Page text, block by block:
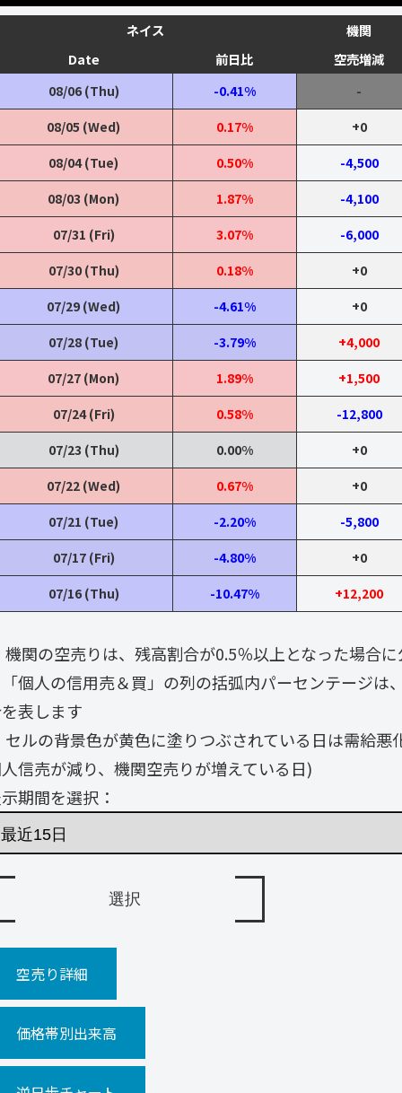
ネイス
機関
Date
前日比 空売増減
08/06 (Thu) -0.41%
-
08/05 (Wed)
0.17%
+0
08/04 (Tue)
0.50%
-4,500
08/03 (Mon)
1.87%
-4,100
07/31 (Fri)
3.07%
-6,000
07/30 (Thu)
0.18%
+0
07/29 (Wed)
-4.61%
+0
07/28 (Tue)
-3.79%
+4,000
07/27 (Mon)
1.89%
+1,500
07/24 (Fri)
0.58%
-12,800
07/23 (Thu)
0.00%
+0
07/22 (Wed)
0.67%
+0
07/21 (Tue)
-2.20%
-5,800
07/17 (Fri)
-4.80%
+0
07/16 (Thu)
-10.47% +12,200
機関の空売りは、残高割合が0.5％以上となった場合
個人の信用売＆買」の列の括弧内パーセンテージは
表します
セルの背景色が黄色に塗りつぶされている日は需給
信売が減り、機関空売りが増えている日)
期間を選択：
空売り詳細
価格帯別出来高